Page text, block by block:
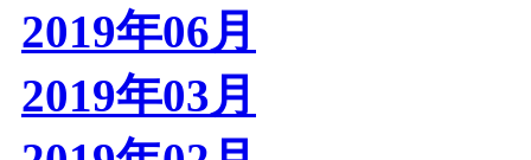
2019年06月
2019年03月